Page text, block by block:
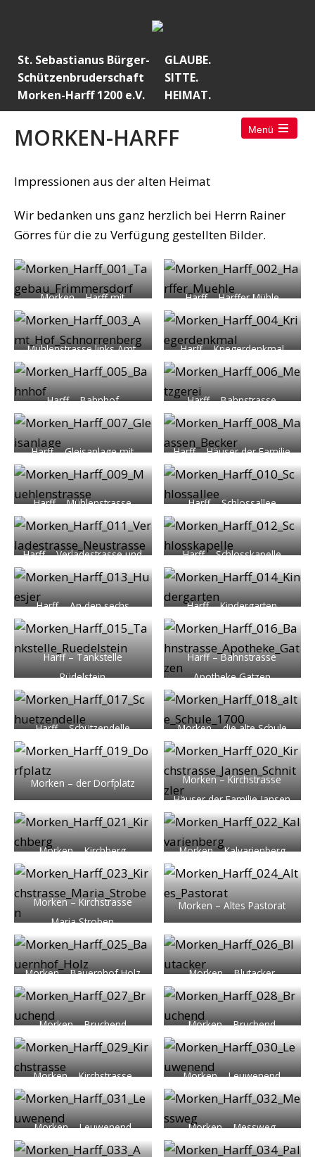
St. Sebastianus Bürger-
Schützenbruderschaft
Morken-Harff 1200 e.V.
GLAUBE.
SITTE.
HEIMAT.
Menü
MORKEN-HARFF
Impressionen aus der alten Heimat
Wir bedanken uns ganz herzlich bei Herrn Rainer
Görres für die zu Verfügung gestellten Bilder.
Morken – Harff mit
Tagebau Frimmersdorf
Harff – Harffer Mühle
Mühlenstrasse links Amt,
rechts Hof Schnorrenberg
Harff – Kriegerdenkmal
Harff – Bahnhof
Harff – Bahnstrasse
Metzgerei Wego
Harff – Gleisanlage mit
Blick auf St. Martinus
Harff – Häuser der Familie
Maaßen und Becker
Harff – Mühlenstrasse Harff – Schlossallee
Harff – Verladestrasse und
Neustrasse
Harff – Schlosskapelle
Harff – An den sechs
Hüsjer
Harff – Kindergarten
Harff – Tankstelle
Rüdelstein
Harff – Bahnstrasse
Apotheke Gatzen
Harff – Schützendelle
Morken – die alte Schule
von Morken um 1700
Morken – der Dorfplatz
Morken – Kirchstrasse
Häuser der Familie Jansen
und Schnitzler
Morken – Kirchberg Morken – Kalvarienberg
Morken – Kirchstrasse
Maria Stroben
Morken – Altes Pastorat
Morken – Bauernhof Holz Morken – Blutacker
Morken – Bruchend Morken – Bruchend
Morken – Kirchstrasse Morken – Leuwenend
Morken – Leuwenend Morken – Messweg